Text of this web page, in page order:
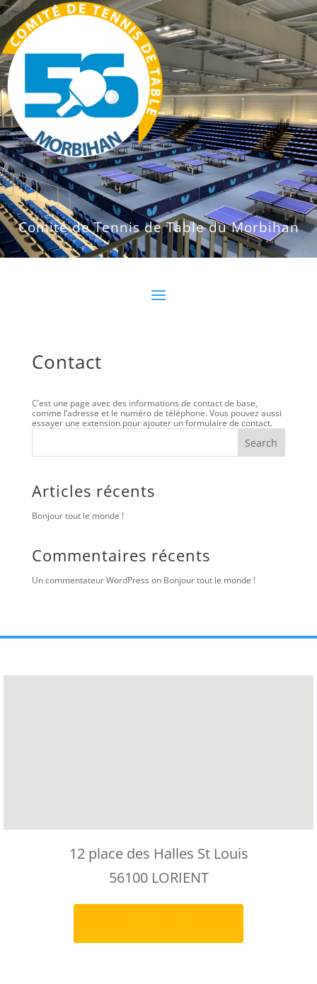
Comité de Tennis de Table du Morbihan
Contact
C’est une page avec des informations de contact de base,
comme l’adresse et le numéro de téléphone. Vous pouvez aussi
essayer une extension pour ajouter un formulaire de contact.
Search
Articles récents
Bonjour tout le monde !
Commentaires récents
Un commentateur WordPress on Bonjour tout le monde !
12 place des Halles St Louis
56100 LORIENT